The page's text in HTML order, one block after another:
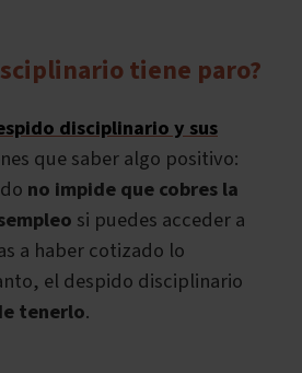
tiene paro?
disciplinario y sus
que saber algo positivo:
no impide que cobres la
si puedes acceder a
a haber cotizado lo
el despido disciplinario
tenerlo.